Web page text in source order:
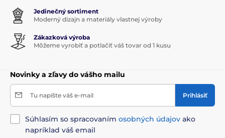
Jedinečný sortiment
Moderný dizajn a materiály vlastnej výroby
Zákazková výroba
Môžeme vyrobiť a potlačiť váš tovar od 1 kusu
Novinky a zľavy do vášho mailu
Tu napíšte váš e-mail Prihlásiť
Súhlasím so spracovaním osobných údajov ako
napríklad váš email